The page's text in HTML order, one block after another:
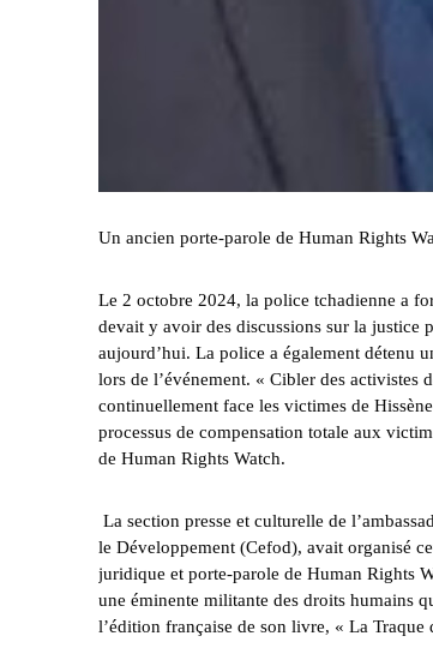
Un ancien porte-parole de Human Rights
Le 2 octobre 2024, la police tchadienne a
devait y avoir des discussions sur la justice
aujourd’hui. La police a également détenu
lors de l’événement. « Cibler des
continuellement face les victimes de
processus de compensation totale aux
de Human Rights Watch.
La section presse et culturelle de
le Développement (Cefod), avait organisé
juridique et porte-parole de Human Rights
une éminente militante des droits humains
l’édition française de son livre, « La Traque